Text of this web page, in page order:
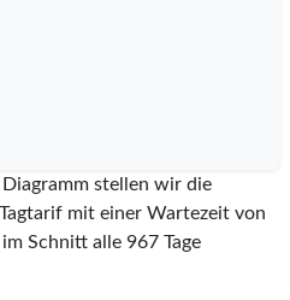
stellen wir die
mit einer Wartezeit von
Schnitt alle 967Tage